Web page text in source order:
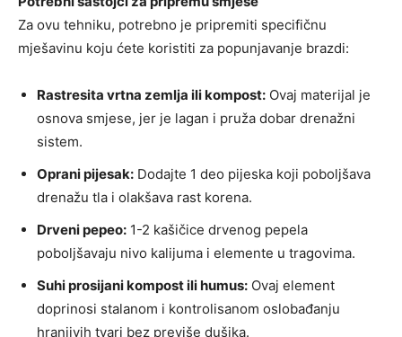
Za ovu tehniku, potrebno je pripremiti specifičnu
mješavinu koju ćete koristiti za popunjavanje brazdi:
Rastresita vrtna zemlja ili kompost: Ovaj materijal je
osnova smjese, jer je lagan i pruža dobar drenažni
sistem.
Oprani pijesak: Dodajte 1 deo pijeska koji poboljšava
drenažu tla i olakšava rast korena.
Drveni pepeo: 1-2 kašičice drvenog pepela
poboljšavaju nivo kalijuma i elemente u tragovima.
Suhi prosijani kompost ili humus: Ovaj element
doprinosi stalanom i kontrolisanom oslobađanju
hranjivih tvari bez previše dušika.